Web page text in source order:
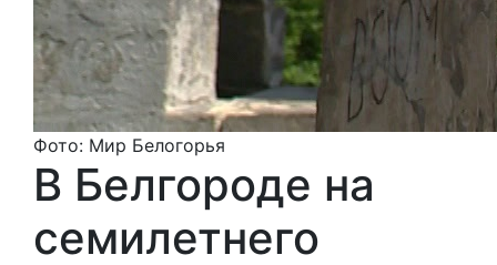
Фото: Мир Белогорья
В Белгороде на
семилетнего